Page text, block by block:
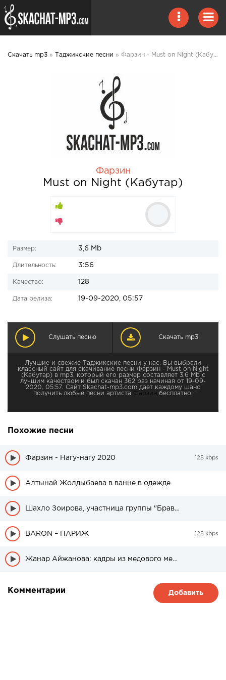
Скачать mp3 » Таджикские песни » Фарзин - Must on Night (Кабутар) mp3 скачать
Фарзин
Must on Night (Кабутар)
Размер: 3,6 Mb
Длительность: 3:56
Качество: 128
Дата релиза: 19-09-2020, 05:57
Слушать песню Скачать mp3
Лучшие и свежие Таджикские песни у нас. Вы выбрали
классный сайт для скачивание песни Фарзин - Must on Night
(Кабутар) в mp3, который его размер составляет 3,6 Mb с
лучшим качеством и был скачан 362 раз начиная от 19-09-
2020, 05:57. Сайт Skachat-mp3.com дает каждому шанс
получить любые песни артиста
Фарзин бесплатно.
Похожие песни
Фарзин - Нагу-нагу 2020 128 kbps
Алтынай Жолдыбаева в ванне в одежде
Шахло Зоирова, участница группы "Браво" была в свадебном платье
BARON – ПАРИЖ 128 kbps
Жанар Айжанова: кадры из медового месяца дочери
Комментарии Добавить